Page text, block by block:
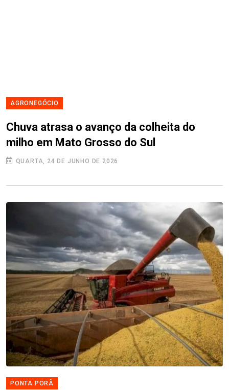
AGRONEGÓCIO
Chuva atrasa o avanço da colheita do
milho em Mato Grosso do Sul
QUARTA, 24 DE JUNHO DE 2026
PONTA PORÃ